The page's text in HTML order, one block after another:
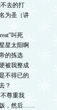
去的打
为圣（讲
叫死
星太阳啊
的拣选
被我整成
不得已的
？
尊重我
饭，然后……